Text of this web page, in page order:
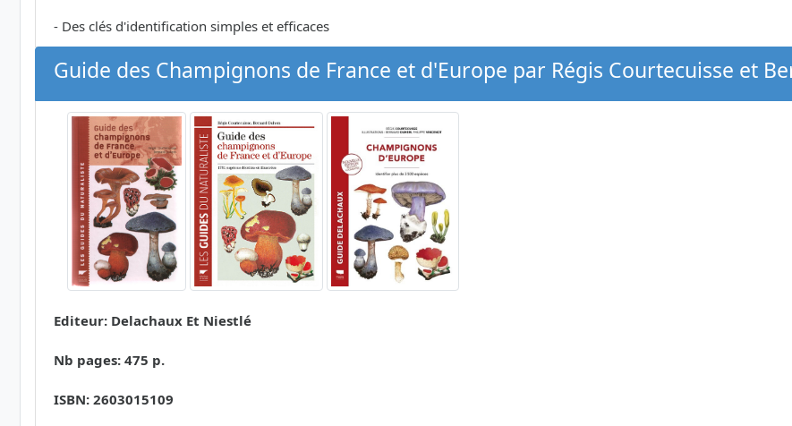
- Des clés d'identification simples et efficaces
Guide des Champignons de France et d'Europe par Régis Courtecuisse et
Editeur: Delachaux Et Niestlé
Nb pages: 475 p.
ISBN: 2603015109